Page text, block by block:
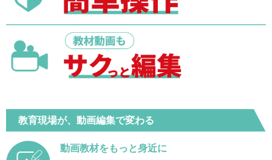
教育現場が、動画編集で変わる
動画教材をもっと身近に